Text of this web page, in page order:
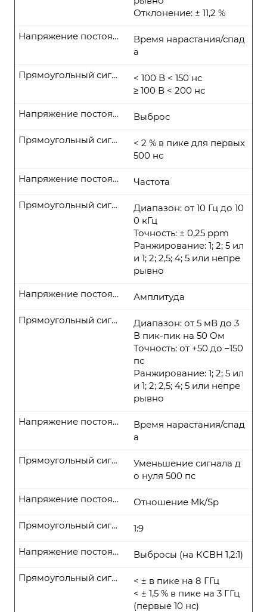
Отклонение: ± 11,2 %
Время нарастания/спад
а
Напряжение постоянного тока
< 100 В < 150 нс
≥ 100 В < 200 нс
Прямоугольный сигнал
Выброс
Напряжение постоянного тока
< 2 % в пике для первых
500 нс
Прямоугольный сигнал
Частота
Напряжение постоянного тока
Диапазон: от 10 Гц до 10
0 кГц
Точность: ± 0,25 ppm
Ранжирование: 1; 2; 5 ил
и 1; 2; 2,5; 4; 5 или непре
рывно
Прямоугольный сигнал
Амплитуда
Напряжение постоянного тока
Диапазон: от 5 мВ до 3
В пик-пик на 50 Ом
Точность: от +50 до –150
пс
Ранжирование: 1; 2; 5 ил
и 1; 2; 2,5; 4; 5 или непре
рывно
Прямоугольный сигнал
Время нарастания/спад
а
Напряжение постоянного тока
Уменьшение сигнала д
о нуля 500 пс
Прямоугольный сигнал
Отношение Mk/Sp
Напряжение постоянного тока
1:9
Прямоугольный сигнал
Выбросы (на КСВН 1,2:1)
Напряжение постоянного тока
< ± в пике на 8 ГГц
< ± 1,5 % в пике на 3 ГГц
(первые 10 нс)
Прямоугольный сигнал